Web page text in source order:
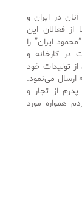
در ایران و
فعالان این
ایران” را
در کارخانه و
تولیدات خود
ارسال می‌نمود.
از تجار و
همواره مورد